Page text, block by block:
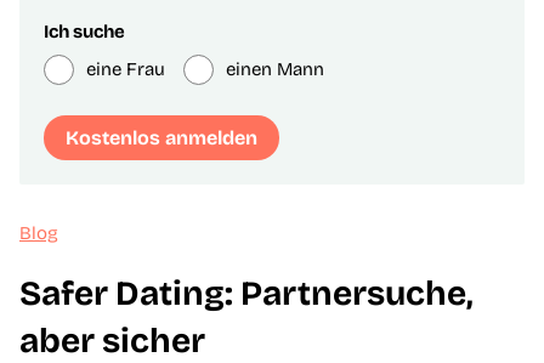
Ich suche
eine Frau
einen Mann
Kostenlos anmelden
Blog
Safer Dating: Partnersuche,
aber sicher